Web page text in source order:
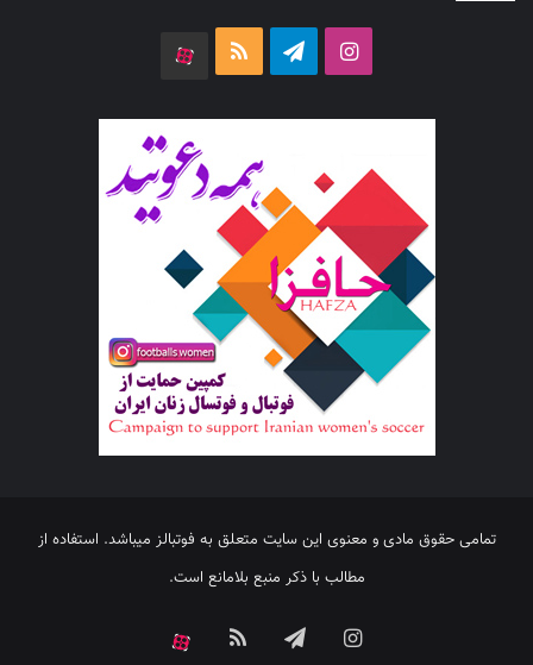
اینستاگرامتلگرام خوراک
تمامی حقوق مادی و معنوی این سایت متعلق به فوتبالز میباشد. استفاده از
مطالب با ذکر منبع بلامانع است.
اینستاگرامتلگرام خوراک